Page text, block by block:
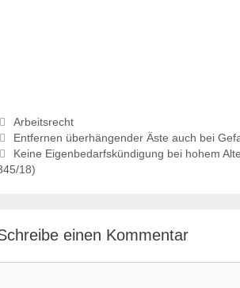
Kategorien
Arbeitsrecht
Beitrags-
Navigation
Entfernen überhängender Äste auch bei
Keine Eigenbedarfskündigung bei hohem
18)
einen Kommentar